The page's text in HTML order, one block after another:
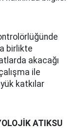
birlikte
akacağı
ile
katkılar
ATIKSU